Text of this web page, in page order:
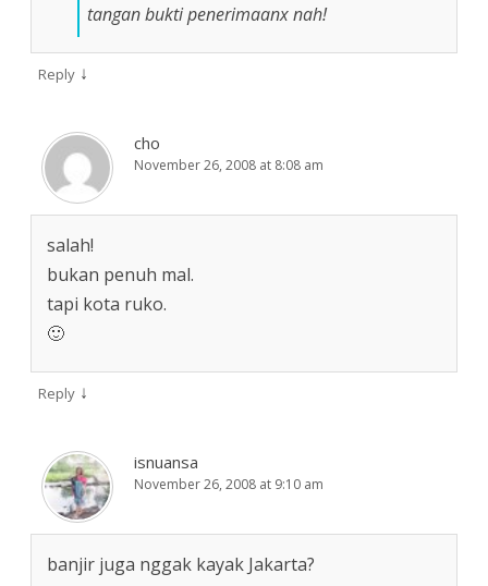
tangan bukti penerimaanx nah!
Reply ↓
cho
November 26, 2008 at 8:08 am
salah!
bukan penuh mal.
tapi kota ruko.
🙂
Reply ↓
isnuansa
November 26, 2008 at 9:10 am
banjir juga nggak kayak Jakarta?